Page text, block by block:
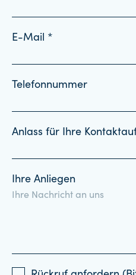
E-Mail *
Telefonnummer
Anlass für Ihre
Ihre Anliegen